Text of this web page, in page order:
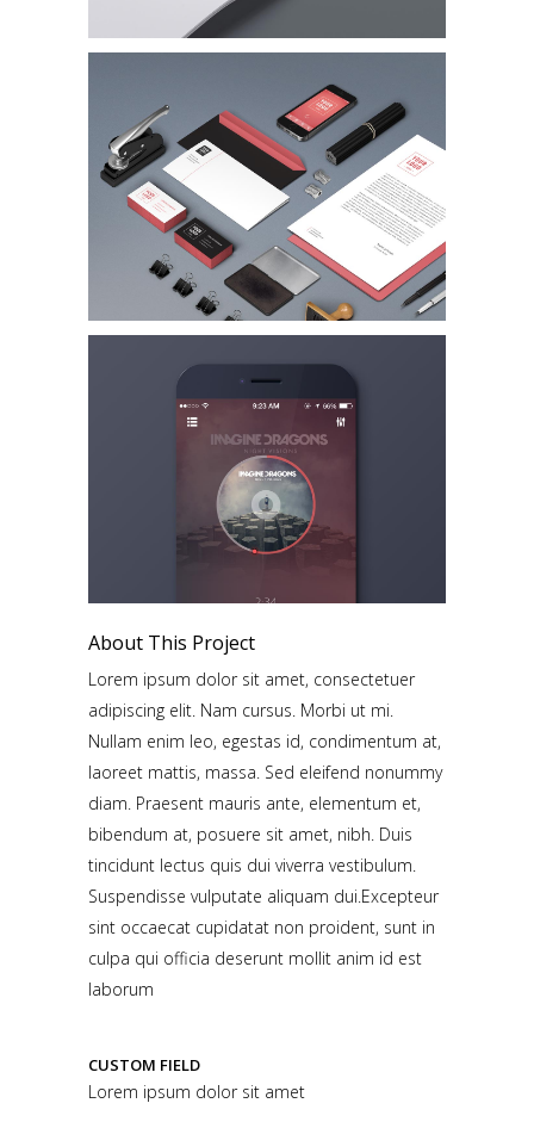
About This Project
Lorem ipsum dolor sit amet, consectetuer
adipiscing elit. Nam cursus. Morbi ut mi.
Nullam enim leo, egestas id, condimentum at,
laoreet mattis, massa. Sed eleifend nonummy
diam. Praesent mauris ante, elementum et,
bibendum at, posuere sit amet, nibh. Duis
tincidunt lectus quis dui viverra vestibulum.
Suspendisse vulputate aliquam dui.Excepteur
sint occaecat cupidatat non proident, sunt in
culpa qui officia deserunt mollit anim id est
laborum
CUSTOM FIELD
Lorem ipsum dolor sit amet